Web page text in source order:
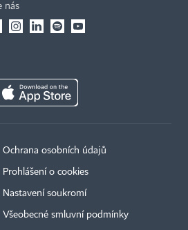
nás
Ochrana osobních údajů
Prohlášení o cookies
Nastavení soukromí
Všeobecné smluvní podmínky